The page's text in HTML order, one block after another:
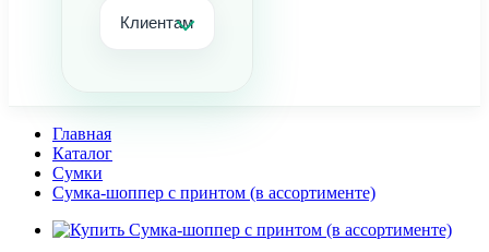
Клиентам
Главная
Каталог
Сумки
Сумка-шоппер с принтом (в ассортименте)